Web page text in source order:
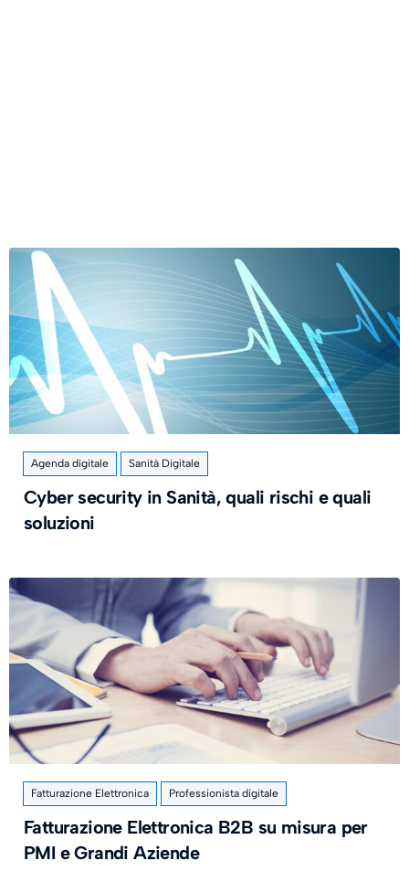
Agenda digitale Sanità Digitale
Cyber security in Sanità, quali rischi e quali
soluzioni
Fatturazione Elettronica Professionista digitale
Fatturazione Elettronica B2B su misura per
PMI e Grandi Aziende